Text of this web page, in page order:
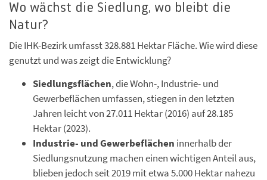
Wo wächst die Siedlung, wo bleibt die
Natur?
Die IHK-Bezirk umfasst 328.881 Hektar Fläche. Wie wird diese
genutzt und was zeigt die Entwicklung?
Siedlungsflächen, die Wohn-, Industrie- und
Gewerbeflächen umfassen, stiegen in den letzten
Jahren leicht von 27.011 Hektar (2016) auf 28.185
Hektar (2023).
Industrie- und Gewerbeflächen innerhalb der
Siedlungsnutzung machen einen wichtigen Anteil aus,
blieben jedoch seit 2019 mit etwa 5.000 Hektar nahezu